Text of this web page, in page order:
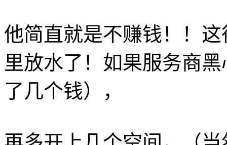
他简直就是不赚钱！！
里放水了！如果服务商
了几个钱），